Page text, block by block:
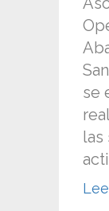
se
las